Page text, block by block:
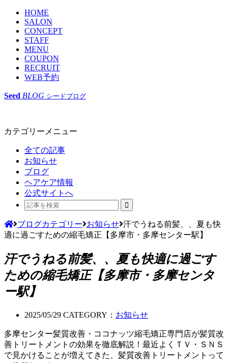
HOME
SALON
CONCEPT
STAFF
MENU
COUPON
RECRUIT
WEB予約
Seed BLOG シードブログ
カテゴリーメニュー
全ての記事
お知らせ
ブログ
ヘアケア情報
公式サイトへ
ブログカテゴリー お知らせ 汗でうねる前髪、、夏も快
適に過ごすための縮毛矯正【多摩市・多摩センター駅】
汗でうねる前髪、、夏も快適に過ごす
ための縮毛矯正【多摩市・多摩センタ
ー駅】
2025/05/29 CATEGORY： お知らせ
多摩センター髪質改善・ココナッツ縮毛矯正専門店が髪質改
善トリートメントの効果を徹底解説！最近よくＴＶ・ＳＮＳ
で見かけることが増えてきた、髪質改善トリートメントって